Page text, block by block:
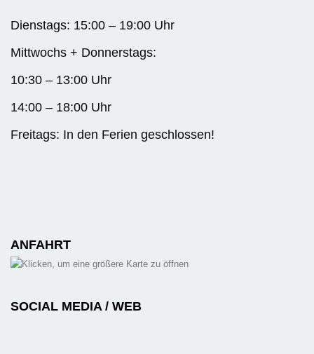
Dienstags: 15:00 – 19:00 Uhr
Mittwochs + Donnerstags:
10:30 – 13:00 Uhr
14:00 – 18:00 Uhr
Freitags: In den Ferien geschlossen!
ANFAHRT
SOCIAL MEDIA / WEB